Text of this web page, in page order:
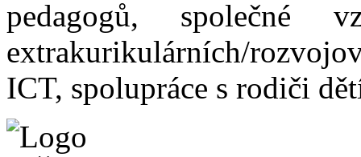
pedagogů, společné
extrakurikulárních/
ICT, spolupráce s rodiči